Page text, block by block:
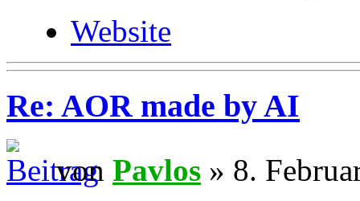
Website
Re: AOR made by AI
von Pavlos » 8.